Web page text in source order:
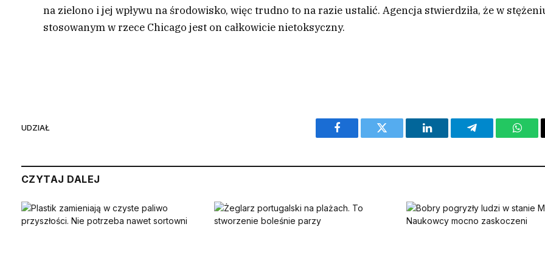
na zielono i jej wpływu na środowisko, więc trudno to na razie ustalić. Agencja stwierdziła, że w
stosowanym w rzece Chicago jest on całkowicie nietoksyczny.
UDZIAŁ
Facebook Twitter LinkedIn Telegram
CZYTAJ DALEJ